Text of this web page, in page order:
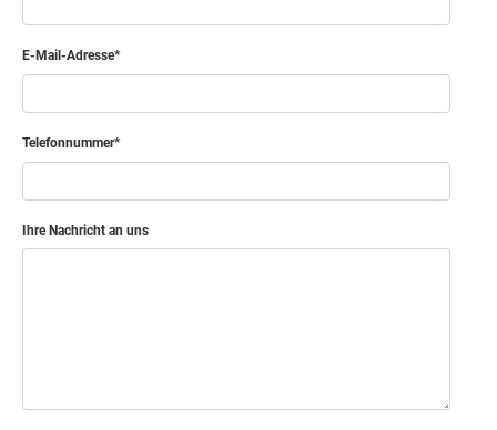
E-Mail-Adresse
Telefonnummer
Ihre Nachricht an uns